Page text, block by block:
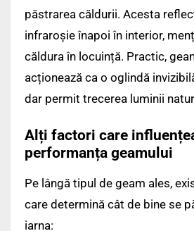
păstrarea căldurii. Acesta
infraroșie înapoi în interior,
căldura în locuință. Practic,
acționează ca o oglindă
dar permit trecerea luminii
Alți factori care
performanța geamului
Pe lângă tipul de geam ales,
care determină cât de bine se
iarna: